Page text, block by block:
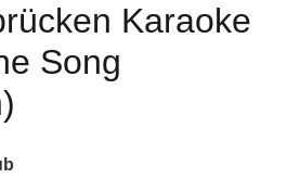
Karaoke
Song